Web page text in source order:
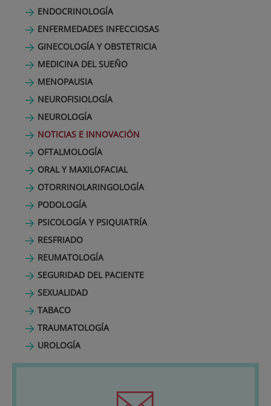
ENDOCRINOLOGÍA
ENFERMEDADES INFECCIOSAS
GINECOLOGÍA Y OBSTETRICIA
MEDICINA DEL SUEÑO
MENOPAUSIA
NEUROFISIOLOGÍA
NEUROLOGÍA
NOTICIAS E INNOVACIÓN
OFTALMOLOGÍA
ORAL Y MAXILOFACIAL
OTORRINOLARINGOLOGÍA
PODOLOGÍA
PSICOLOGÍA Y PSIQUIATRÍA
RESFRIADO
REUMATOLOGÍA
SEGURIDAD DEL PACIENTE
SEXUALIDAD
TABACO
TRAUMATOLOGÍA
UROLOGÍA